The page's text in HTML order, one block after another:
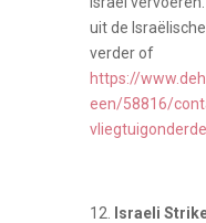
uit de
verder of
https://
een/58816/
Israeli